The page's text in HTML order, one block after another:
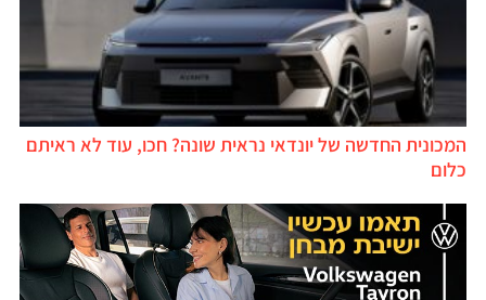
המכונית החדשה של יונדאי נראית שונה? חכו, עוד לא ראיתם
כלום